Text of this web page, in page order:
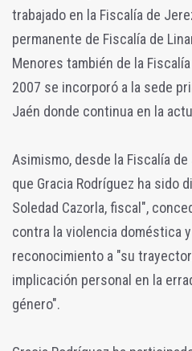
trabajado en la Fiscalía de
permanente de Fiscalía de
Menores también de la
2007 se incorporó a la sede
Jaén donde continua en la
Asimismo, desde la Fiscalía
que Gracia Rodríguez ha sido
Soledad Cazorla, fiscal",
contra la violencia doméstica
reconocimiento a "su
implicación personal en la
género".